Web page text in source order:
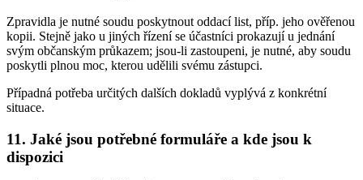
Zpravidla je nutné soudu poskytnout oddací list, příp. jeho ověřenou
kopii. Stejně jako u jiných řízení se účastníci prokazují u jednání
svým občanským průkazem; jsou-li zastoupeni, je nutné, aby soudu
poskytli plnou moc, kterou udělili svému zástupci.
Případná potřeba určitých dalších dokladů vyplývá z konkrétní
situace.
11. Jaké jsou potřebné formuláře a kde jsou k
dispozici